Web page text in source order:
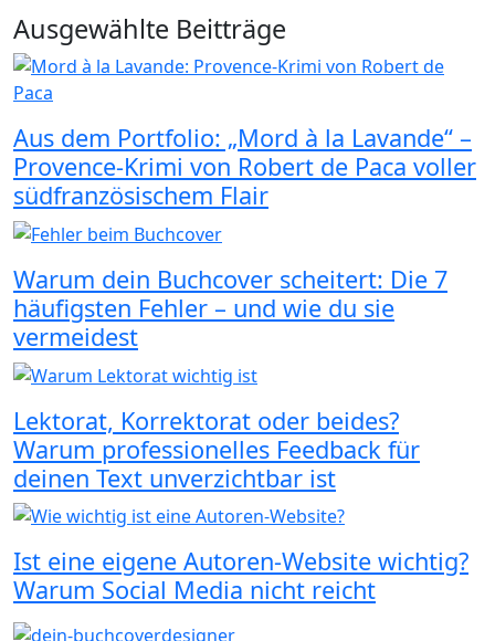
Widgets
Ausgewählte Beitträge
Aus dem Portfolio: „Mord à la Lavande“ –
Provence-Krimi von Robert de Paca voller
südfranzösischem Flair
Warum dein Buchcover scheitert: Die 7
häufigsten Fehler – und wie du sie
vermeidest
Lektorat, Korrektorat oder beides?
Warum professionelles Feedback für
deinen Text unverzichtbar ist
Ist eine eigene Autoren-Website wichtig?
Warum Social Media nicht reicht